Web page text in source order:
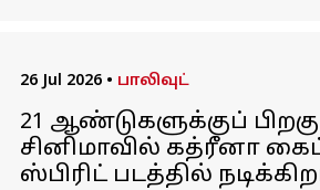
26 Jul 2026 • பாலிவுட்
21 ஆண்டுகளுக்குப்
சினிமாவில் கத்ரீனா
ஸ்பிரிட் படத்தில்